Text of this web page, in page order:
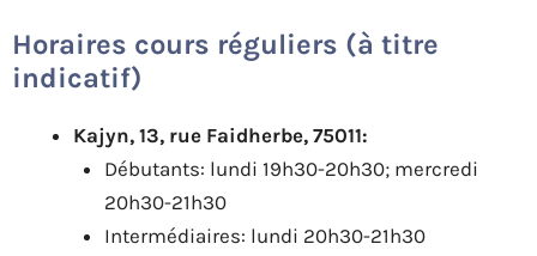
Horaires cours réguliers (à titre
indicatif)
Kajyn, 13, rue Faidherbe, 75011:
Débutants: lundi 19h30-20h30; mercredi
20h30-21h30
Intermédiaires: lundi 20h30-21h30